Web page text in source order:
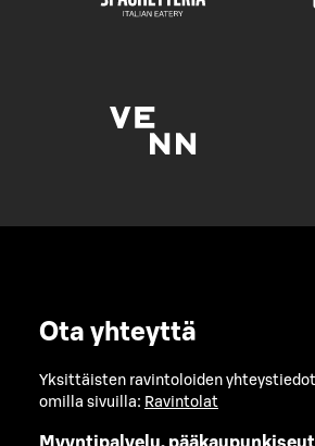
Ota yhteyttä
Yksittäisten ravintoloiden
omilla sivuilla: Ravintolat